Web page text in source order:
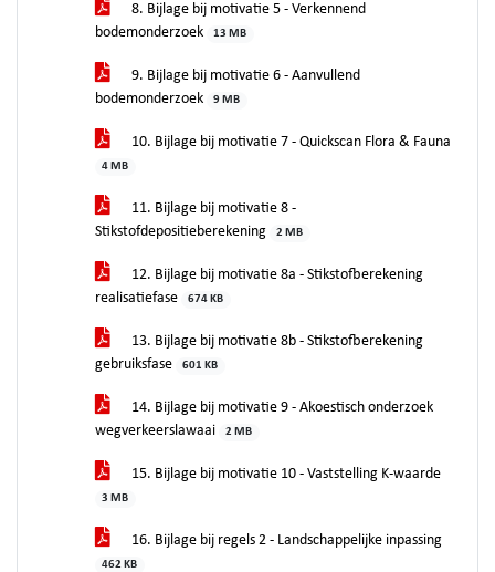
8. Bijlage bij motivatie 5 - Verkennend
bodemonderzoek
13 MB
9. Bijlage bij motivatie 6 - Aanvullend
bodemonderzoek
9 MB
10. Bijlage bij motivatie 7 - Quickscan Flora & Fauna
4 MB
11. Bijlage bij motivatie 8 -
Stikstofdepositieberekening
2 MB
12. Bijlage bij motivatie 8a - Stikstofberekening
realisatiefase
674 KB
13. Bijlage bij motivatie 8b - Stikstofberekening
gebruiksfase
601 KB
14. Bijlage bij motivatie 9 - Akoestisch onderzoek
wegverkeerslawaai
2 MB
15. Bijlage bij motivatie 10 - Vaststelling K-waarde
3 MB
16. Bijlage bij regels 2 - Landschappelijke inpassing
462 KB